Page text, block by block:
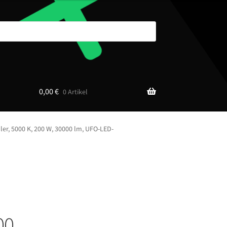
0,00€ 0 Artikel
5000 K, 200 W, 30000 lm, UFO-LED-